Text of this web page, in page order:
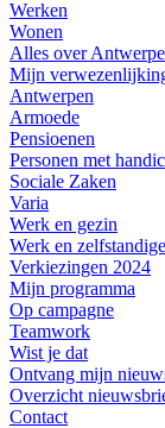
Werken
Wonen
Alles over
Mijn
Antwerpen
Armoede
Pensioenen
Personen met
Sociale Zaken
Varia
Werk en gezin
Werk en
Verkiezingen 2024
Mijn programma
Op campagne
Teamwork
Wist je dat
Ontvang mijn
Overzicht
Contact